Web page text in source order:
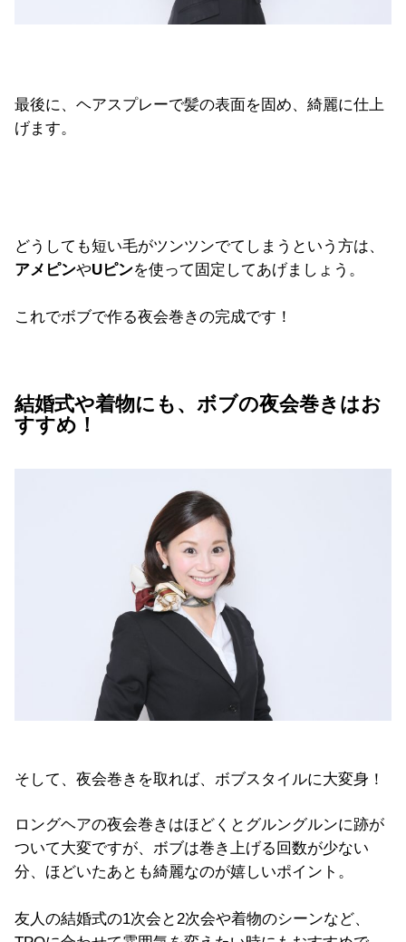
最後に、ヘアスプレーで髪の表面を固め、綺麗に仕上
げます。
どうしても短い毛がツンツンでてしまうという方は、
アメピンやUピンを使って固定してあげましょう。
これでボブで作る夜会巻きの完成です！
結婚式や着物にも、ボブの夜会巻きはお
すすめ！
そして、夜会巻きを取れば、ボブスタイルに大変身！
ロングヘアの夜会巻きはほどくとグルングルンに跡が
ついて大変ですが、ボブは巻き上げる回数が少ない
分、ほどいたあとも綺麗なのが嬉しいポイント。
友人の結婚式の1次会と2次会や着物のシーンなど、